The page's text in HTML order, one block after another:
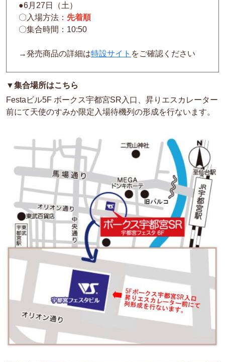
●6月27日（土）
〇入場方法： 先着順
〇集合時間：10:50
→発売商品の詳細は特設サイト をご確認ください
▼集合場所はこちら
Festaビル5F ボークス宇都宮SR入口、昇りエスカレーター
前にて天使のすみか限定入場待機列の形成を行ないます。